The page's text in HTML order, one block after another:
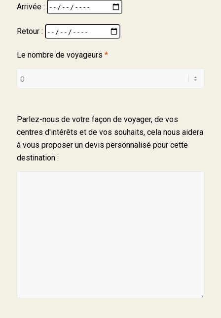
Arrivée :
Retour :
Le nombre de voyageurs *
Parlez-nous de votre façon de voyager, de vos
centres d'intérêts et de vos souhaits, cela nous aidera
à vous proposer un devis personnalisé pour cette
destination :